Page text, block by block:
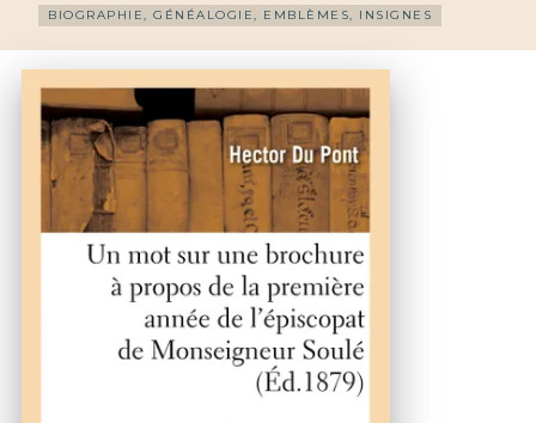
BIOGRAPHIE, GÉNÉALOGIE, EMBLÈMES, INSIGNES